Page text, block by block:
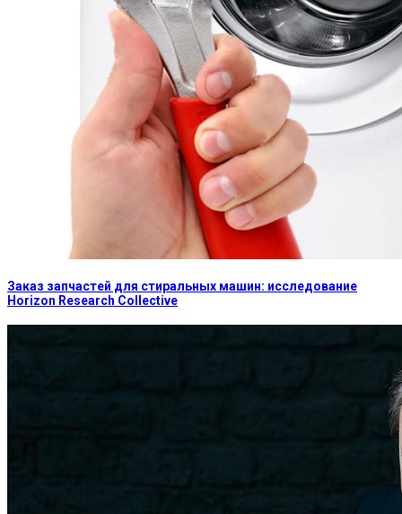
Заказ запчастей для стиральных машин: исследование
Horizon Research Collective